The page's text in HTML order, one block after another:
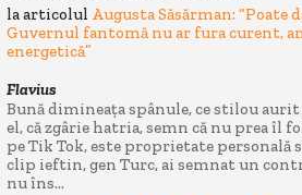
la articolul Augusta Săsărman:
Guvernul fantomă nu ar fura curent,
energetică”
Flavius
Bună dimineața spânule, ce stilou
el, că zgârie hatria, semn că nu prea îl
pe Tik Tok, este proprietate personală
clip ieftin, gen Turc, ai semnat un
nu îns...